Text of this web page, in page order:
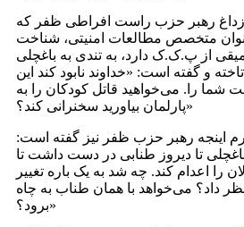
رهبر حزب راست افراطی ظفر که
متخصص مطالعات امنیتی، شناخت
از پ.ک.ک دارد، به تندی به باغچلی
تاخته و گفته است: «خداوند نابود کند این
شما را. می‌خواهید قاتل کودکان را به
پارلمان بیاورید سخنرانی کند؟»
اینجه رهبر حزب ظفر نیز گفته است:
تا دیروز طنابی در دست داشت تا
را اعدام کند. چه شد به یک باره تغییر
داد؟ می‌خواهد با همان طناب به چاه
برود؟»